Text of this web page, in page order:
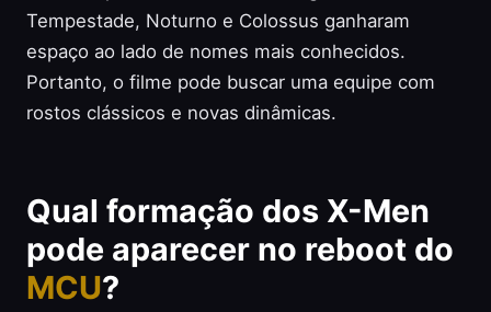
Tempestade, Noturno e Colossus ganharam
espaço ao lado de nomes mais conhecidos.
Portanto, o filme pode buscar uma equipe com
rostos clássicos e novas dinâmicas.
Qual formação dos X-Men
pode aparecer no reboot do
MCU?